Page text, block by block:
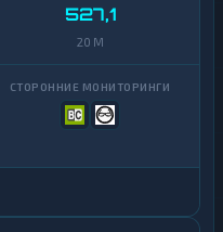
527,1
20 M